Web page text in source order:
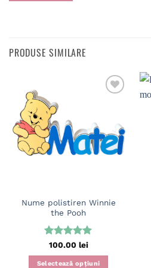
PRODUSE SIMILARE
wishlist
Nume polistiren Winnie
the Pooh
Evaluat la
5din 5
100.00 lei
Selectează opțiuni